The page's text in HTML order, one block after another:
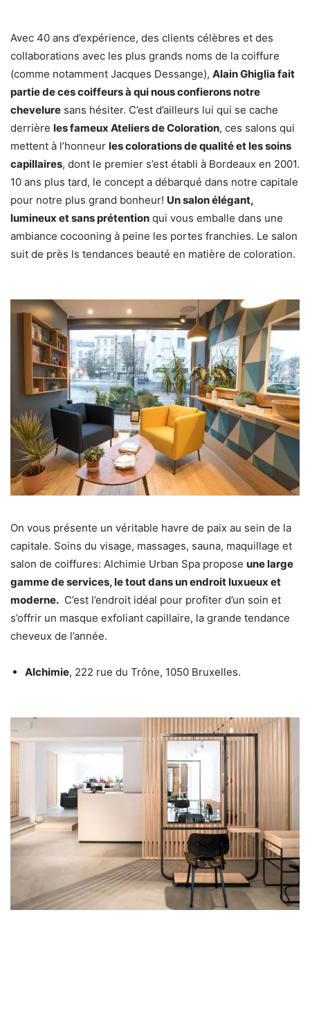
Avec 40 ans d’expérience, des clients célèbres et des
collaborations avec les plus grands noms de la coiffure
(comme notamment Jacques Dessange), Alain Ghiglia fait
partie de ces coiffeurs à qui nous confierons notre
chevelure sans hésiter. C’est d’ailleurs lui qui se cache
derrière les fameux Ateliers de Coloration, ces salons qui
mettent à l’honneur les colorations de qualité et les soins
capillaires, dont le premier s’est établi à Bordeaux en 2001.
10 ans plus tard, le concept a débarqué dans notre capitale
pour notre plus grand bonheur! Un salon élégant,
lumineux et sans prétention qui vous emballe dans une
ambiance cocooning à peine les portes franchies. Le salon
suit de près ls tendances beauté en matière de coloration.
On vous présente un véritable havre de paix au sein de la
capitale. Soins du visage, massages, sauna, maquillage et
salon de coiffures: Alchimie Urban Spa propose une large
gamme de services, le tout dans un endroit luxueux et
moderne. C’est l’endroit idéal pour profiter d’un soin et
s’offrir un masque exfoliant capillaire, la grande tendance
cheveux de l’année.
Alchimie, 222 rue du Trône, 1050 Bruxelles.